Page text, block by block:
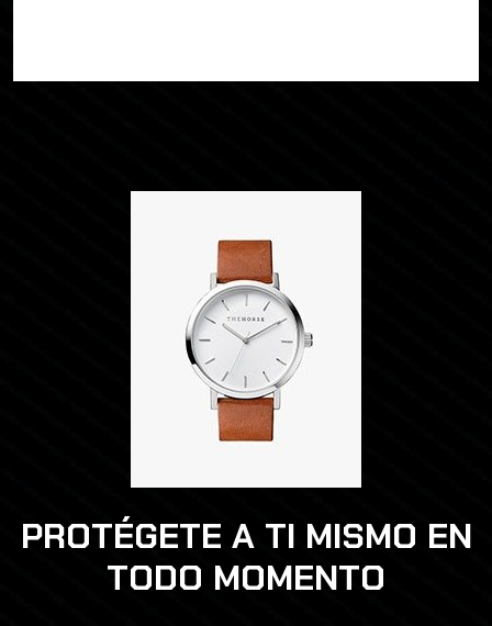
PROTÉGETE A TI MISMO EN
TODO MOMENTO